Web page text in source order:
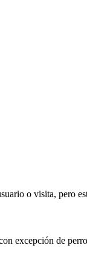
o visita, pero
excepción de